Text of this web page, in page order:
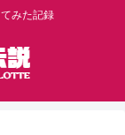
みた記録